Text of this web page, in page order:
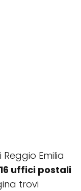
Emilia
16 uffici postali
trovi